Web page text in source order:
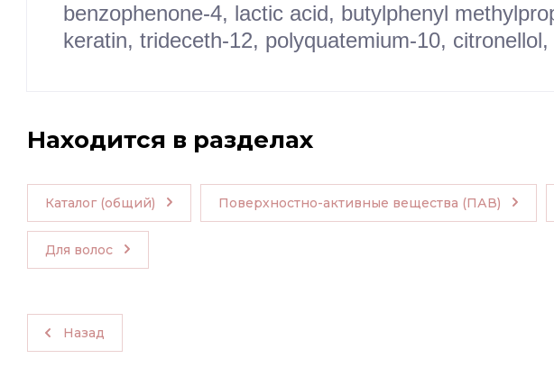
benzophenone-4, lactic acid, butylphenyl
keratin, trideceth-12, polyquatemium-10,
Находится в разделах
Каталог (общий) Поверхностно-активные вещества (ПАВ)
Для волос
Назад